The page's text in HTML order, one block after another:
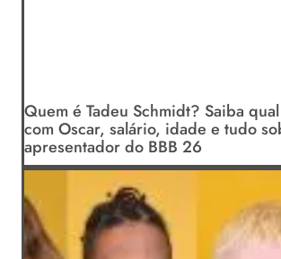
Quem é Tadeu Schmidt? Saiba
com Oscar, salário, idade e tudo
apresentador do BBB 26